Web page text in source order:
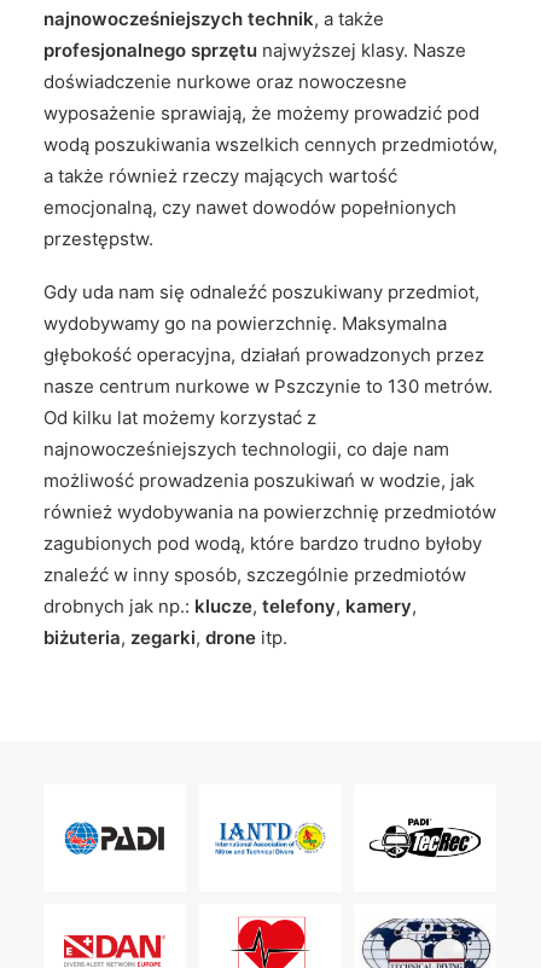
najnowocześniejszych technik, a także
profesjonalnego sprzętu najwyższej klasy. Nasze
doświadczenie nurkowe oraz nowoczesne
wyposażenie sprawiają, że możemy prowadzić pod
wodą poszukiwania wszelkich cennych przedmiotów,
a także również rzeczy mających wartość
emocjonalną, czy nawet dowodów popełnionych
przestępstw.
Gdy uda nam się odnaleźć poszukiwany przedmiot,
wydobywamy go na powierzchnię. Maksymalna
głębokość operacyjna, działań prowadzonych przez
nasze centrum nurkowe w Pszczynie to 130 metrów.
Od kilku lat możemy korzystać z
najnowocześniejszych technologii, co daje nam
możliwość prowadzenia poszukiwań w wodzie, jak
również wydobywania na powierzchnię przedmiotów
zagubionych pod wodą, które bardzo trudno byłoby
znaleźć w inny sposób, szczególnie przedmiotów
drobnych jak np.: klucze, telefony, kamery,
biżuteria, zegarki, drone itp.